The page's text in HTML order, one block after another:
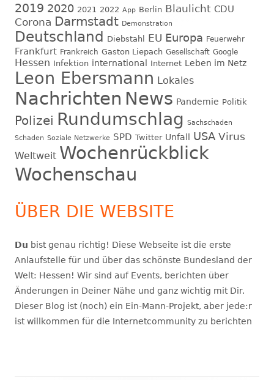
2019 2020 2021 2022 App Berlin Blaulicht CDU
Corona Darmstadt Demonstration
Deutschland Diebstahl EU Europa Feuerwehr
Frankfurt Frankreich Gaston Liepach Gesellschaft Google
Hessen Infektion international Internet Leben im Netz
Leon Ebersmann Lokales
Nachrichten News Pandemie Politik
Polizei Rundumschlag Sachschaden
Schaden Soziale Netzwerke SPD Twitter Unfall USA Virus
Weltweit Wochenrückblick
Wochenschau
ÜBER DIE WEBSITE
Du bist genau richtig! Diese Webseite ist die erste
Anlaufstelle für und über das schönste Bundesland der
Welt: Hessen! Wir sind auf Events, berichten über
Änderungen in Deiner Nähe und ganz wichtig mit Dir.
Dieser Blog ist (noch) ein Ein-Mann-Projekt, aber jede:r
ist willkommen für die Internetcommunity zu berichten